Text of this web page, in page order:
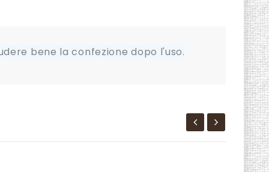
bene la confezione dopo l'uso.